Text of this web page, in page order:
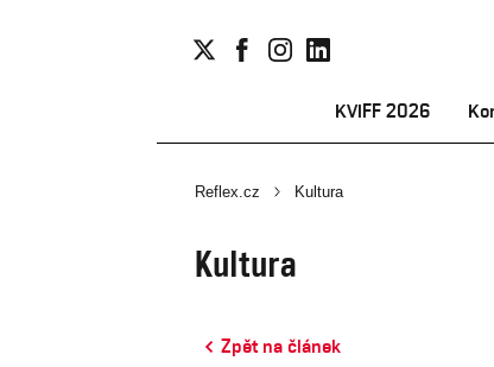
KVIFF 2026
Reflex.cz Kultura
Kultura
Zpět na článek